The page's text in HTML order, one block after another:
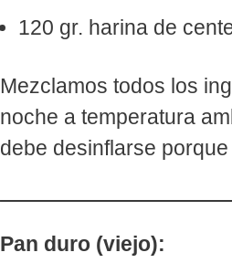
120 gr. harina de
Mezclamos todos los
noche a temperatura
debe desinflarse
Pan duro (viejo):